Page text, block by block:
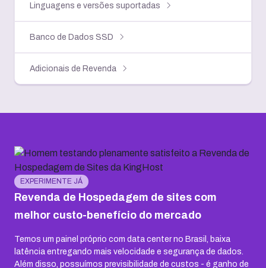
Linguagens e versões suportadas
Banco de Dados SSD
Adicionais de Revenda
EXPERIMENTE JÁ
Revenda de Hospedagem de sites com
melhor custo-benefício do mercado
Temos um painel próprio com data center no Brasil, baixa
latência entregando mais velocidade e segurança de dados.
Além disso, possuímos previsibilidade de custos - é ganho de